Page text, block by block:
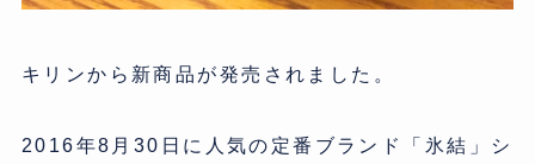
キリンから新商品が発売されました。
2016年8月30日に人気の定番ブランド「氷結」シ